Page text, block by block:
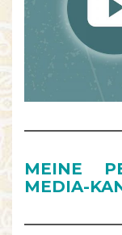
MEINE
MEDIA-